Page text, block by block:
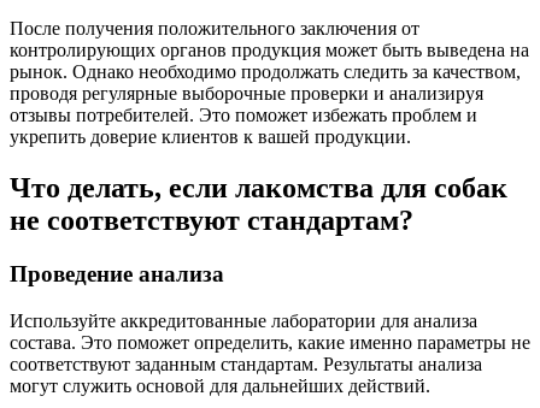
После получения положительного заключения от
контролирующих органов продукция может быть выведена на
рынок. Однако необходимо продолжать следить за качеством,
проводя регулярные выборочные проверки и анализируя
отзывы потребителей. Это поможет избежать проблем и
укрепить доверие клиентов к вашей продукции.
Что делать, если лакомства для собак
не соответствуют стандартам?
Проведение анализа
Используйте аккредитованные лаборатории для анализа
состава. Это поможет определить, какие именно параметры не
соответствуют заданным стандартам. Результаты анализа
могут служить основой для дальнейших действий.